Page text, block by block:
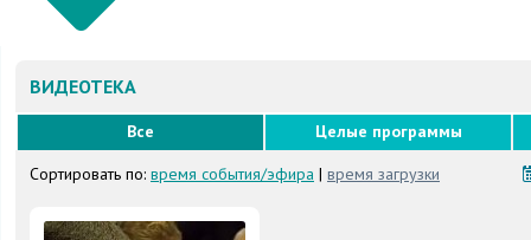
ВИДЕОТЕКА
Все
Целые программы
Сортировать по: время события/эфира | время загрузки